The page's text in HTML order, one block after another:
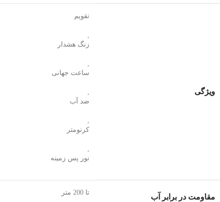
ویژگی
تقویم
,
زنگ هشدار
,
ساعت جهانی
,
ضد آب
,
کرنومتر
,
نور پس زمینه
مقاومت در برابر آب
تا 200 متر